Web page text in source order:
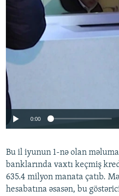
0:00
Bu il iyunun 1-nə olan
banklarında vaxtı keçmiş
635.4 milyon manata çatıb.
hesabatına əsasən, bu